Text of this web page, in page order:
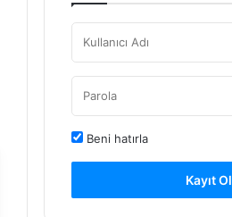
Beni hatırla
Kayıt Ol